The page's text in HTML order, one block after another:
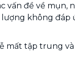
vấn đề về mụn,
lượng không đáp
mất tập trung